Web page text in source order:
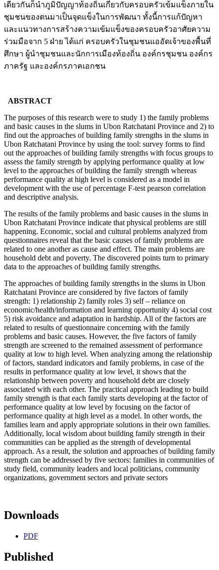
เดียวกันก็นำภูมิปัญญาท้องถิ่นเกี่ยวกับครอบครัวเข้มแข็งภายใน
ชุมชนของตนมาเป็นจุดแข็งในการพัฒนา ทั้งนี้การแก้ปัญหา
และแนวทางการสร้างความเข้มแข็งของครอบครัวอาศัยความ
ร่วมมือจาก 5 ฝ่าย ได้แก่ ครอบครัวในชุมชนแออัดเจ้าของพื้นที่
ศึกษา ผู้นำชุมชนและนักการเมืองท้องถิ่น องค์กรชุมชน องค์กร
ภาครัฐ และองค์กรภาคเอกชน
ABSTRACT
The purposes of this research were to study 1) the family problems
and basic causes in the slums in Ubon Ratchatani Province and 2) to
find out the approaches of building family strengths in the slums in
Ubon Ratchatani Province by using the tool: survey forms to find
out the approaches of building family strengths with focus groups to
assess the family strength by applying performance quality at low
level to the approaches of building the family strength whereas
performance quality at high level is considered as a model in
development with the use of percentage F-test pearson correlation
and descriptive analysis.
The results of the family problems and basic causes in the slums in
Ubon Ratchatani Province indicate that physical problems are still
happening. Economic, social and cultural problems analyzed from
questionnaires reveal that the basic causes of family problems are
related to one another as cause and effect. The main problems are
household debt and poverty. The discovered points turn to primary
data to the approaches of building family strengths.
The approaches of building family strengths in the slums in Ubon
Ratchatani Province are considered by five factors of family
strength: 1) relationship 2) family roles 3) self – reliance on
economic/health/information and learning opportunity 4) social cost
5) risk avoidance and adaptation in hardship. All of the factors are
related to results of questionnaire concerning with the family
problems and basic causes. However, the five factors of family
strength are screened to the remained assessment of performance
quality at low to high level. When analyzing among the relationship
of factors, standard indicators and family problems, in case of the
results in performance quality at low level, it shows that the
relationship between poverty and household debt are closely
associated with each other. The practical approach leading to build
family strength is that each family starts developing at the factor of
performance quality at low level by focusing on the factor of
performance quality at high level as a model. In other words, the
families learn and apply appropriate solutions in their own families.
Additionally, local wisdom about building family strength in their
communities can be applied as the strength of developmental
approach. As a result, the solution and approaches of building family
strength can be addressed by five sectors: families in communities of
study field, community leaders and local politicians, community
organizations, government sectors and private sectors
Downloads
PDF
Published